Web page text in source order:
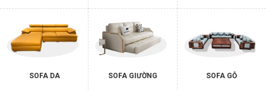
SOFA DA SOFA GIƯỜNG SOFA GỖ